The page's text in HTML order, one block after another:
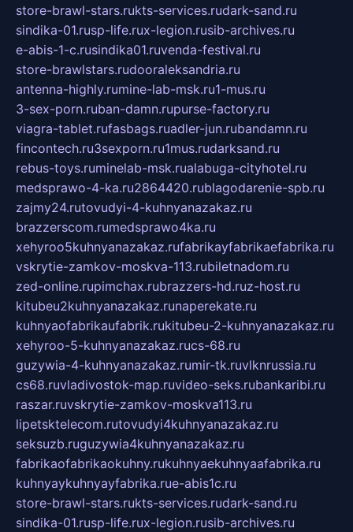
store-brawl-stars.rukts-services.rudark-sand.ru
sindika-01.rusp-life.rux-legion.rusib-archives.ru
e-abis-1-c.rusindika01.ruvenda-festival.ru
store-brawlstars.rudooraleksandria.ru
antenna-highly.rumine-lab-msk.ru1-mus.ru
3-sex-porn.ruban-damn.rupurse-factory.ru
viagra-tablet.rufasbags.ruadler-jun.rubandamn.ru
fincontech.ru3sexporn.ru1mus.rudarksand.ru
rebus-toys.ruminelab-msk.rualabuga-cityhotel.ru
medsprawo-4-ka.ru2864420.rublagodarenie-spb.ru
zajmy24.rutovudyi-4-kuhnyanazakaz.ru
brazzerscom.rumedsprawo4ka.ru
xehyroo5kuhnyanazakaz.rufabrikayfabrikaefabrika.ru
vskrytie-zamkov-moskva-113.rubiletnadom.ru
zed-online.rupimchax.rubrazzers-hd.ruz-host.ru
kitubeu2kuhnyanazakaz.runaperekate.ru
kuhnyaofabrikaufabrik.rukitubeu-2-kuhnyanazakaz.ru
xehyroo-5-kuhnyanazakaz.rucs-68.ru
guzywia-4-kuhnyanazakaz.rumir-tk.ruvlknrussia.ru
cs68.ruvladivostok-map.ruvideo-seks.rubankaribi.ru
raszar.ruvskrytie-zamkov-moskva113.ru
lipetsktelecom.rutovudyi4kuhnyanazakaz.ru
seksuzb.ruguzywia4kuhnyanazakaz.ru
fabrikaofabrikaokuhny.rukuhnyaekuhnyaafabrika.ru
kuhnyaykuhnyayfabrika.rue-abis1c.ru
store-brawl-stars.rukts-services.rudark-sand.ru
sindika-01.rusp-life.rux-legion.rusib-archives.ru